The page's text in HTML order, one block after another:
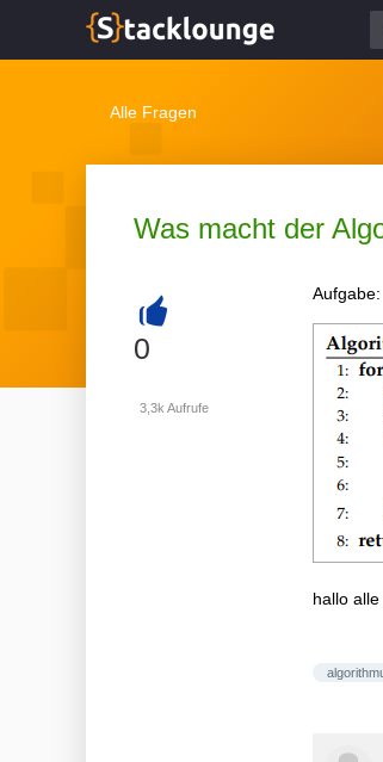
Alle Fragen
Was macht der
+
0
3,3k Aufrufe
Aufgabe:
hallo